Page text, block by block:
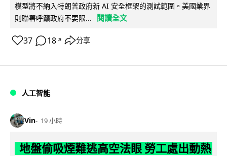
模型將不納入特朗普政府新 AI 安全框架的測試範圍。美國業界
則聯署呼籲政府不要限...
閱讀全文
37 18 ↗ 分享
人工智能
Vin 19 小時
地盤偷吸煙難逃高空法眼 勞工處出動熱